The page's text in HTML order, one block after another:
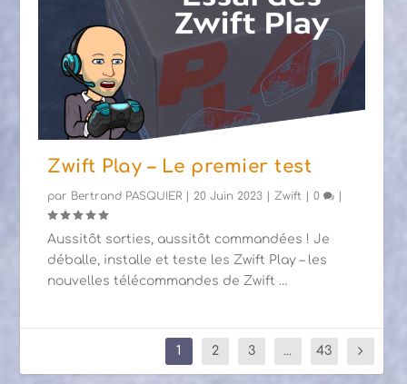
Zwift Play – Le premier test
par Bertrand PASQUIER | 20 Juin 2023 | Zwift |0 |
Aussitôt sorties, aussitôt commandées ! Je
déballe, installe et teste les Zwift Play – les
nouvelles télécommandes de Zwift …
1 2 3 ... 43